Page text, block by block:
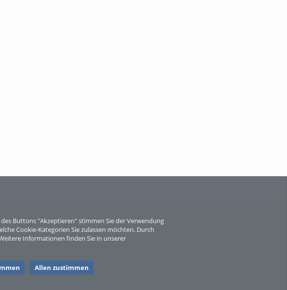
Buttons "Akzeptieren" stimmen Sie der Verwendung
Cookie-Kategorien Sie zulassen möchten. Durch
Informationen finden Sie in unserer
Allen zustimmen